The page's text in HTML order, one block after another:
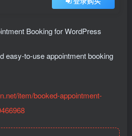
easy-to-use appointment booking
item/booked-appointment-